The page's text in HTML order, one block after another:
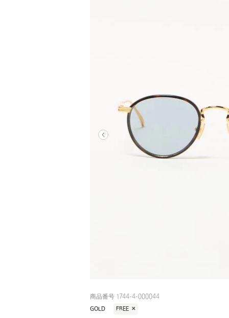
商品番号 1744-4-000044
GOLD FREE ✕